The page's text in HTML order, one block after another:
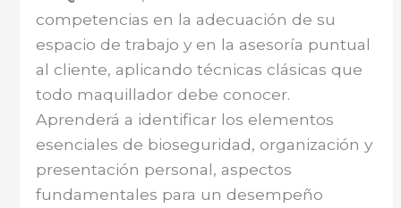
competencias en la adecuación de su
espacio de trabajo y en la asesoría puntual
al cliente, aplicando técnicas clásicas que
todo maquillador debe conocer.
Aprenderá a identificar los elementos
esenciales de bioseguridad, organización y
presentación personal, aspectos
fundamentales para un desempeño